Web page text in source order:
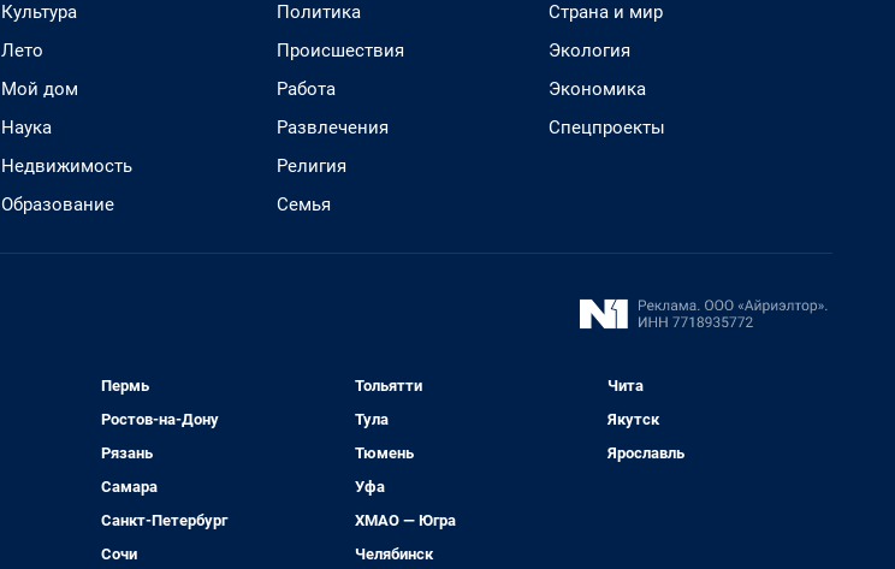
Культура
Лето
Мой дом
Наука
Недвижимость
Образование
Политика
Происшествия
Работа
Развлечения
Религия
Семья
Страна и мир
Экология
Экономика
Спецпроекты
Пермь
Ростов-на-Дону
Рязань
Самара
Санкт-Петербург
Сочи
Тольятти
Тула
Тюмень
Уфа
ХМАО — Югра
Челябинск
Чита
Якутск
Ярославль